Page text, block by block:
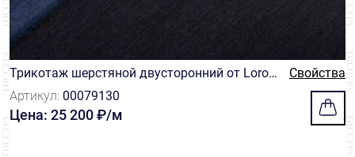
Трикотаж шерстяной двусторонний от Loro
Piana из коллекции "Шедевр". Цвет синий/те
мно-синий
Свойства
Артикул: 00079130
Цена: 25 200 ₽/м